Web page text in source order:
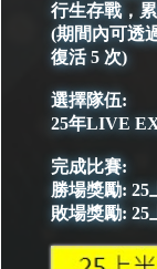
行生存戰，
(期間內可透
復活 5 次)
選擇隊伍:
25年LIVE
完成比賽:
勝場獎勵: 25
敗場獎勵: 25